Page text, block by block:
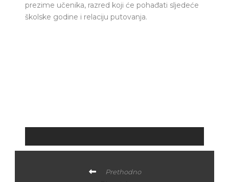
prezime učenika, razred koji će pohađati sljedeće
školske godine i relaciju putovanja.
Prethodno